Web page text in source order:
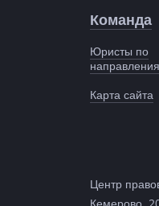
Команда
Юристы по
Карта сайта
Центр